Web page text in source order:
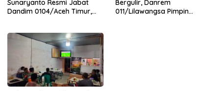
Sunaryanto Resmi Jabat
Dandim 0104/Aceh Timur,
0104/Atim
Bergulir, Danrem
011/Lilawangsa Pimpin